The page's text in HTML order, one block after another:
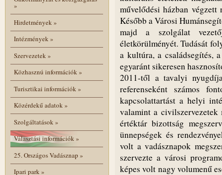
»
Hirdetmények»
Intézmények»
Szervezetek»
Közhasznú információk»
Turisztikai információk»
Közérdekű adatok»
Szolgáltatások»
Választási információk»
25. Országos Vadásznap »
Ipari park»
művelődési házban
Később a Városi
majd a szolgálat
életkörülményét. Tudását
a kultúra, a családsegítés,
egyaránt sikeresen
2011-től a tavalyi
referenseként számos
kapcsolattartást a helyi
valamint a civilszervezetek
értéktár bizottság
ünnepségek és
volt a vadásznapok
szervezte a városi
képes volt nagy volumenű